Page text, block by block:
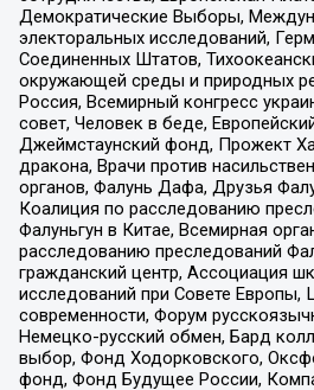
Демократические Выборы,
электоральных исследований,
Соединенных Штатов,
окружающей среды и природных
Россия, Всемирный конгресс
совет, Человек в беде,
Джеймстаунский фонд, Прожект
дракона, Врачи против
органов, Фалунь Дафа, Друзья
Коалиция по расследованию
Фалуньгун в Китае, Всемирная
расследованию преследований
гражданский центр, Ассоциация
исследований при Совете Европы,
современности, Форум
Немецко-русский обмен, Бард
выбор, Фонд Ходорковского,
фонд, Фонд Будущее России,